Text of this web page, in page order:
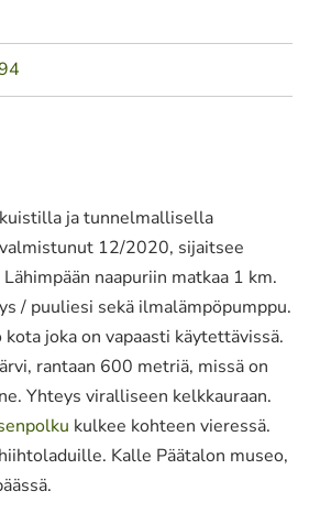
ja tunnelmallisella
12/2020, sijaitsee
naapuriin matkaa 1 km.
/ puuliesi sekä ilmalämpöpumppu.
joka on vapaasti käytettävissä.
rantaan 600 metriä, missä on
Yhteys viralliseen kelkkauraan.
kulkee kohteen vieressä.
Kalle Päätalon museo,